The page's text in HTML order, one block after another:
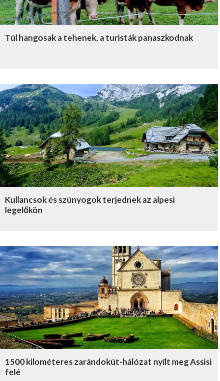
Túl hangosak a tehenek, a turisták panaszkodnak
Kullancsok és szúnyogok terjednek az alpesi
legelőkön
1500 kilométeres zarándokút-hálózat nyílt meg Assisi
felé